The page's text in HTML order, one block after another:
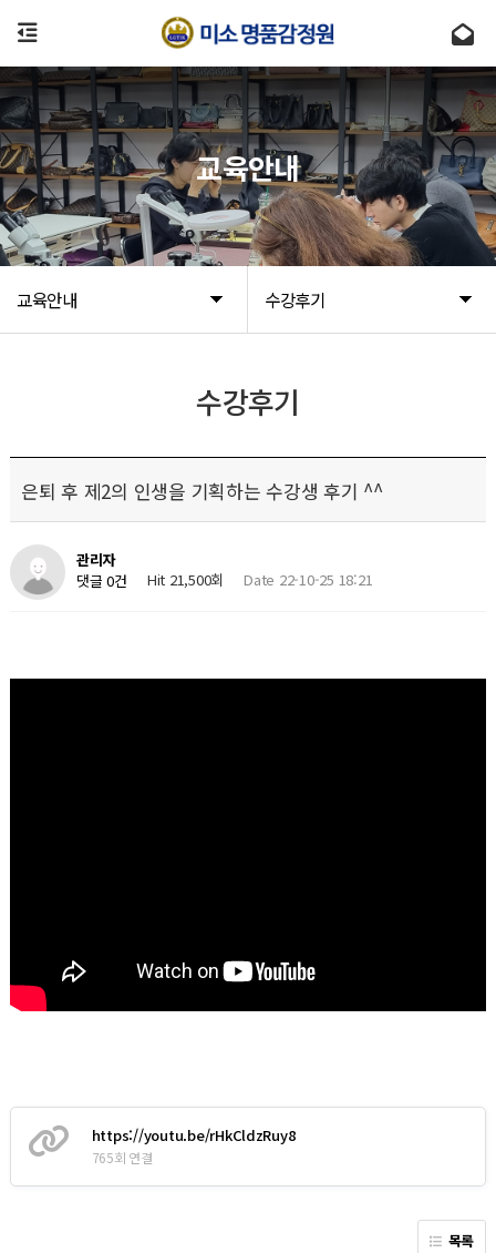
교육안내 수강후기
교육안내
수강후기
은퇴 후 제2의 인생을 기획하는 수강생 후기 ^^
관리자
댓글 0건
Hit 21,500회 Date 22-10-25 18:21
https://youtu.be/rHkCldzRuy8
765회 연결
목록